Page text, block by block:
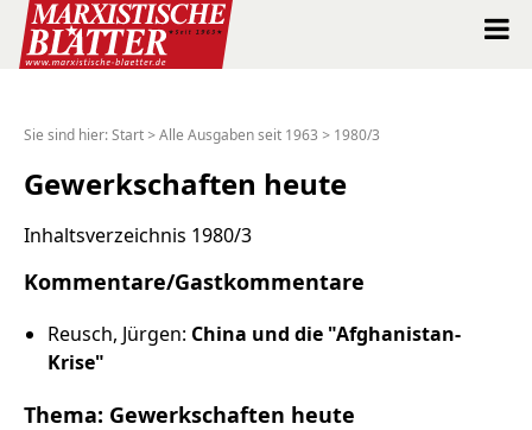
Suche
Shop
Abo
Spenden
Sie sind hier:Start >Alle Ausgaben seit 1963 > 1980/3
Gewerkschaften heute
Inhaltsverzeichnis 1980/3
Kommentare/Gastkommentare
Reusch, Jürgen: China und die "Afghanistan-
Krise"
Thema: Gewerkschaften heute